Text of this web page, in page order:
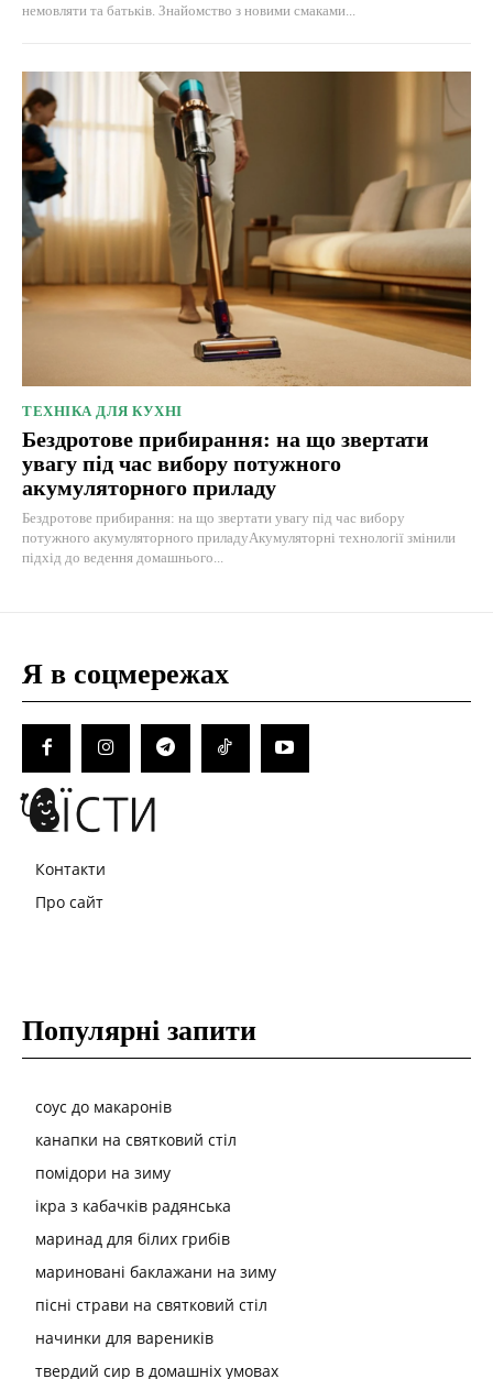
немовляти та батьків. Знайомство з новими смаками...
ТЕХНІКА ДЛЯ КУХНІ
Бездротове прибирання: на що звертати
увагу під час вибору потужного
акумуляторного приладу
Бездротове прибирання: на що звертати увагу під час вибору
потужного акумуляторного приладуАкумуляторні технології змінили
підхід до ведення домашнього...
Я в соцмережах
Контакти
Про сайт
Популярні запити
соус до макаронів
канапки на святковий стіл
помідори на зиму
ікра з кабачків радянська
маринад для білих грибів
мариновані баклажани на зиму
пісні страви на святковий стіл
начинки для вареників
твердий сир в домашніх умовах